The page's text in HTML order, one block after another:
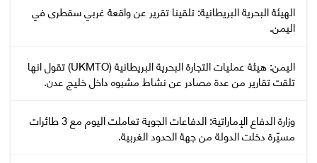
‏الهيئة البحرية البريطانية: تلقينا تقرير عن واقعة غربي سقطرى في
اليمن.
اليمن: هيئة عمليات التجارة البحرية البريطانية (UKMTO) تقول انها
تلقت تقارير من عدة مصادر عن نشاط مشبوه داخل خليج عدن.
وزارة الدفاع الإماراتية: الدفاعات الجوية تعاملت اليوم مع 3 طائرات
مسيّرة دخلت الدولة من جهة الحدود الغربية.